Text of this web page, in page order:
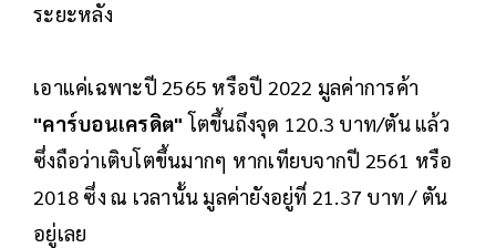
ระยะหลัง
เอาแค่เฉพาะปี 2565 หรือปี 2022 มูลค่าการค้า
"คาร์บอนเครดิต" โตขึ้นถึงจุด 120.3 บาท/ตัน แล้ว
ซึ่งถือว่าเติบโตขึ้นมากๆ หากเทียบจากปี 2561 หรือ
2018 ซึ่ง ณ เวลานั้น มูลค่ายังอยู่ที่ 21.37 บาท / ตัน
อยู่เลย